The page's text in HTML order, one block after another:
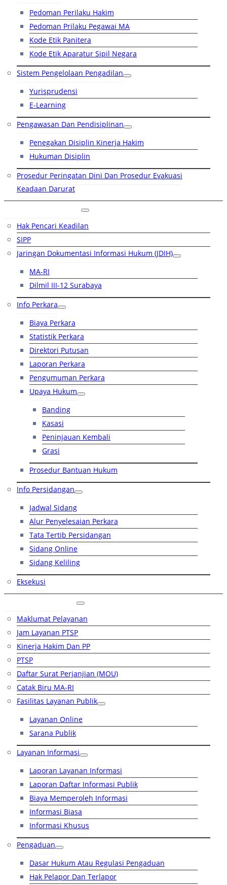
Pedoman Perilaku Hakim
Pedoman Prilaku Pegawai MA
Kode Etik Panitera
Kode Etik Aparatur Sipil Negara
Sistem Pengelolaan Pengadilan
Yurisprudensi
E-Learning
Pengawasan Dan Pendisiplinan
Penegakan Disiplin Kinerja Hakim
Hukuman Disiplin
Prosedur Peringatan Dini Dan Prosedur Evakuasi
Keadaan Darurat
Hak Pencari Keadilan
SIPP
Jaringan Dokumentasi Informasi Hukum (JDIH)
MA-RI
Dilmil III-12 Surabaya
Info Perkara
Biaya Perkara
Statistik Perkara
Direktori Putusan
Laporan Perkara
Pengumuman Perkara
Upaya Hukum
Banding
Kasasi
Peninjauan Kembali
Grasi
Prosedur Bantuan Hukum
Info Persidangan
Jadwal Sidang
Alur Penyelesaian Perkara
Tata Tertib Persidangan
Sidang Online
Sidang Keliling
Eksekusi
Maklumat Pelayanan
Jam Layanan PTSP
Kinerja Hakim Dan PP
PTSP
Daftar Surat Perjanjian (MOU)
Catak Biru MA-RI
Fasilitas Layanan Publik
Layanan Online
Sarana Publik
Layanan Informasi
Laporan Layanan Informasi
Laporan Daftar Informasi Publik
Biaya Memperoleh Informasi
Informasi Biasa
Informasi Khusus
Pengaduan
Dasar Hukum Atau Regulasi Pengaduan
Hak Pelapor Dan Terlapor